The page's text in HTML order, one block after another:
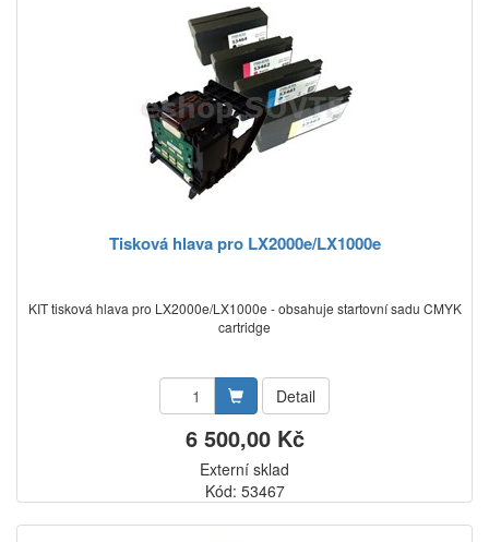
Tisková hlava pro LX2000e/LX1000e
KIT tisková hlava pro LX2000e/LX1000e - obsahuje startovní sadu CMYK
cartridge
Detail
6 500,00 Kč
Externí sklad
Kód: 53467